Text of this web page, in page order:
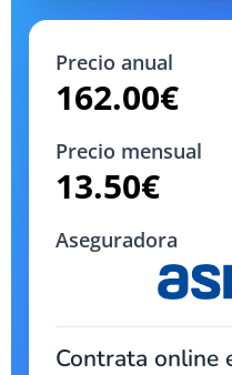
Precio anual
162.00€
Precio mensual
13.50€
Aseguradora
Contrata online